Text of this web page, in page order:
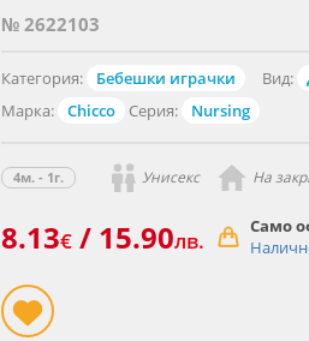
№ 2622103
Категория: Бебешки играчки Вид:
Марка:
Chicco Серия: Nursing
4м. - 1г. Унисекс На
8.13€ / 15.90лв.
Само